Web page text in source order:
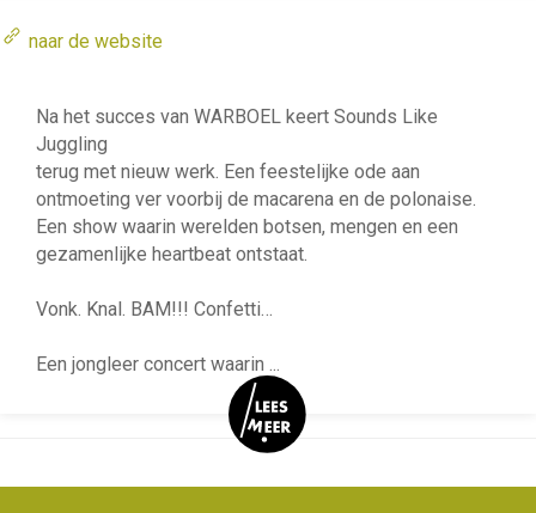
naar de website
Na het succes van WARBOEL keert Sounds Like
Juggling
terug met nieuw werk. Een feestelijke ode aan
ontmoeting ver voorbij de macarena en de polonaise.
Een show waarin werelden botsen, mengen en een
gezamenlijke heartbeat ontstaat.
Vonk. Knal. BAM!!! Confetti…
Een jongleer concert waarin